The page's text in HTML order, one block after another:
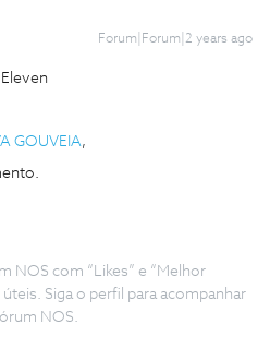
Forum|Forum|2 years ago
GOUVEIA,
NOS com “Likes” e “Melhor
Siga o perfil para acompanhar
NOS.